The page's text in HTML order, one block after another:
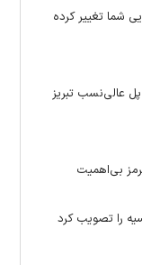
شما تغییر کرده
عالی‌نسب تبریز
بی‌اهمیت
را تصویب کرد